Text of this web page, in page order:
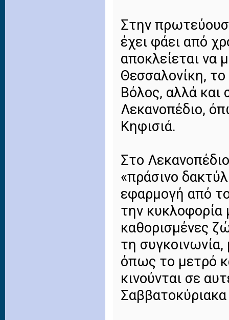
Στην
έχει φάει από
αποκλείεται να
Θεσσαλονίκη,
Βόλος, αλλά και
Λεκανοπέδιο,
Κηφισιά.
Στο
«πράσινο
εφαρμογή από
την κυκλοφορία
καθορισμένες
τη
όπως το μετρό
κινούνται σε
Σαββατοκύριακα